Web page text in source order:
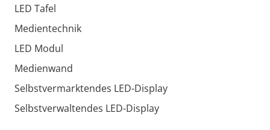
LED Tafel
Medientechnik
LED Modul
Medienwand
Selbstvermarktendes LED-Display
Selbstverwaltendes LED-Display